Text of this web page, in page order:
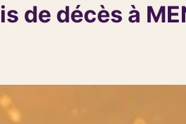
de décès à